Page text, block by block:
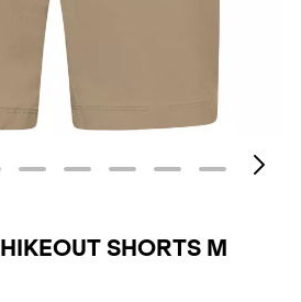
HIKEOUT SHORTS M